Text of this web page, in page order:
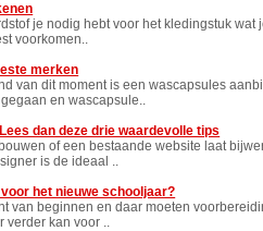
je nodig hebt voor het kledingstuk
voorkomen..
merken
van dit moment is een wascapsules
en wascapsule..
dan deze drie waardevolle tips
of een bestaande website laat
is de ideaal ..
het nieuwe schooljaar?
van beginnen en daar moeten
verder kan voor ..